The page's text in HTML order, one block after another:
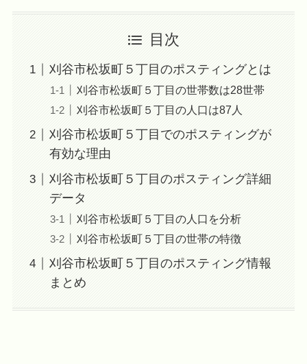
目次
刈谷市松坂町５丁目のポスティングとは
刈谷市松坂町５丁目の世帯数は28世帯
刈谷市松坂町５丁目の人口は87人
刈谷市松坂町５丁目でのポスティングが
有効な理由
刈谷市松坂町５丁目のポスティング詳細
データ
刈谷市松坂町５丁目の人口を分析
刈谷市松坂町５丁目の世帯の特徴
刈谷市松坂町５丁目のポスティング情報
まとめ